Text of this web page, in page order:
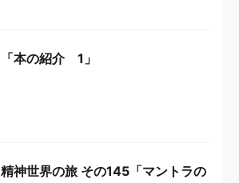
「本の紹介 1」
精神世界の旅 その145「マントラの